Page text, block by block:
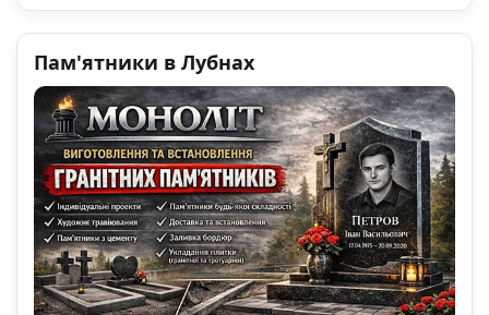
Пам'ятники в Лубнах